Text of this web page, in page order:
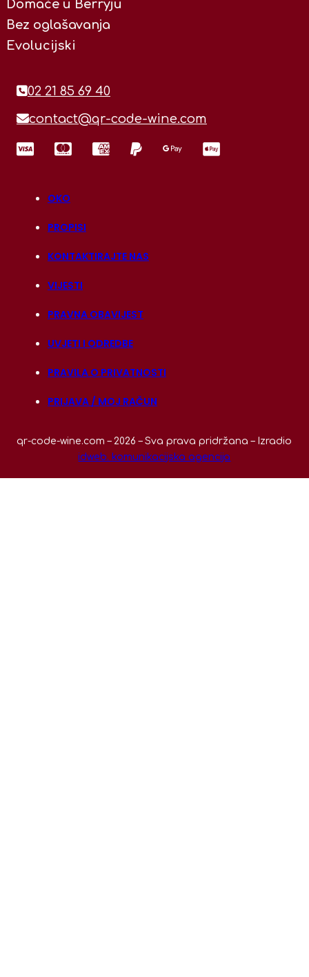
Domaće u Berryju
Bez oglašavanja
Evolucijski
02 21 85 69 40
contact@qr-code-wine.com
OKO
PROPISI
KONTAKTIRAJTE NAS
VIJESTI
PRAVNA OBAVIJEST
UVJETI I ODREDBE
PRAVILA O PRIVATNOSTI
PRIJAVA / MOJ RAČUN
qr-code-wine.com – 2026 – Sva prava pridržana – Izradio
idweb. komunikacijska agencija